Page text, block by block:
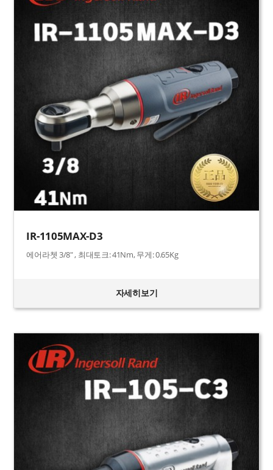
IR-1105MAX-D3
에어라쳇 3/8" , 최대토크: 41Nm, 무게: 0.65Kg
자세히보기